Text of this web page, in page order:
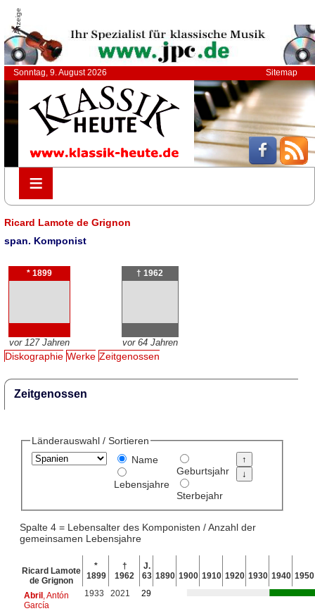
Anzeige
Sonntag, 9. August 2026 Sitemap
≡
≡
Ricard Lamote de Grignon
span. Komponist
* 1899
vor 127 Jahren
† 1962
vor 64 Jahren
Diskographie Werke Zeitgenossen
Zeitgenossen
Länderauswahl / Sortieren
Name
Lebensjahre
Geburtsjahr
Sterbejahr
Spalte 4 = Lebensalter des Komponisten / Anzahl der
gemeinsamen Lebensjahre
Ricard Lamote
de Grignon
*
1899
†
1962
J.
63 1890 1900 1910 1920 1930 1940 1950
Abril, Antón
García
1933 2021 29